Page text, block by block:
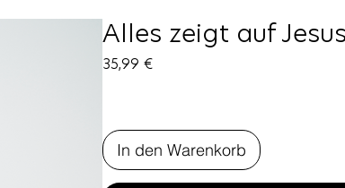
Alles zeigt auf
35,99 €Preis
In den Warenkorb